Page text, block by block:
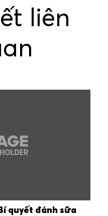
liên
quyết đánh sữa